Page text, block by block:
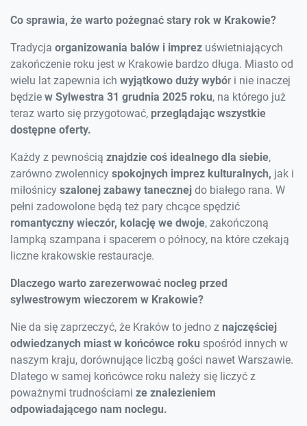
Co sprawia, że warto pożegnać stary rok w Krakowie?
Tradycja organizowania balów i imprez uświetniających
zakończenie roku jest w Krakowie bardzo długa. Miasto od
wielu lat zapewnia ich wyjątkowo duży wybór i nie inaczej
będzie w Sylwestra 31 grudnia 2025 roku, na którego już
teraz warto się przygotować, przeglądając wszystkie
dostępne oferty.
Każdy z pewnością znajdzie coś idealnego dla siebie,
zarówno zwolennicy spokojnych imprez kulturalnych, jak i
miłośnicy szalonej zabawy tanecznej do białego rana. W
pełni zadowolone będą też pary chcące spędzić
romantyczny wieczór, kolację we dwoje, zakończoną
lampką szampana i spacerem o północy, na które czekają
liczne krakowskie restauracje.
Dlaczego warto zarezerwować nocleg przed
sylwestrowym wieczorem w Krakowie?
Nie da się zaprzeczyć, że Kraków to jedno z najczęściej
odwiedzanych miast w końcówce roku spośród innych w
naszym kraju, dorównujące liczbą gości nawet Warszawie.
Dlatego w samej końcówce roku należy się liczyć z
poważnymi trudnościami ze znalezieniem
odpowiadającego nam noclegu.